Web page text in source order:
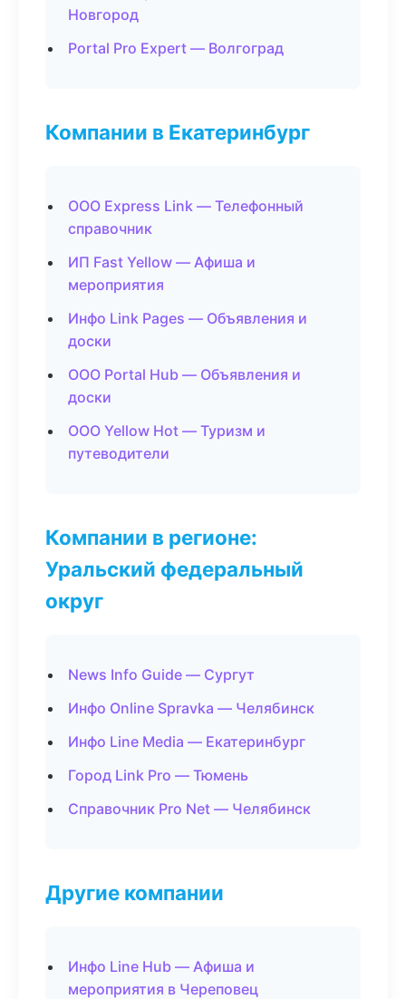
Новгород
Portal Pro Expert — Волгоград
Компании в Екатеринбург
ООО Express Link — Телефонный
справочник
ИП Fast Yellow — Афиша и
мероприятия
Инфо Link Pages — Объявления и
доски
ООО Portal Hub — Объявления и
доски
ООО Yellow Hot — Туризм и
путеводители
Компании в регионе:
Уральский федеральный
округ
News Info Guide — Сургут
Инфо Online Spravka — Челябинск
Инфо Line Media — Екатеринбург
Город Link Pro — Тюмень
Справочник Pro Net — Челябинск
Другие компании
Инфо Line Hub — Афиша и
мероприятия в Череповец